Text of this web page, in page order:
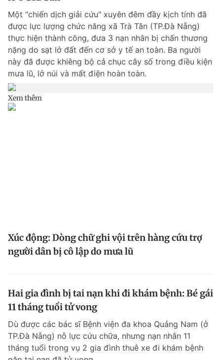
Một "chiến dịch giải cứu" xuyên đêm đầy kịch tính đã
được lực lượng chức năng xã Trà Tân (TP.Đà Nẵng)
thực hiện thành công, đưa 3 nạn nhân bị chấn thương
nặng do sạt lở đất đến cơ sở y tế an toàn. Ba người
này đã được khiêng bộ cả chục cây số trong điều kiện
mưa lũ, lở núi và mất điện hoàn toàn.
Xem thêm
Xúc động: Dòng chữ ghi vội trên hàng cứu trợ
người dân bị cô lập do mưa lũ
Hai gia đình bị tai nạn khi đi khám bệnh: Bé gái
11 tháng tuổi tử vong
Dù được các bác sĩ Bệnh viện đa khoa Quảng Nam (ở
TP.Đà Nẵng) nỗ lực cứu chữa, nhưng nạn nhân 11
tháng tuổi trong vụ 2 gia đình thuê xe đi khám bệnh